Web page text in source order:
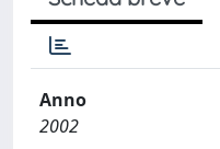
Anno
2002